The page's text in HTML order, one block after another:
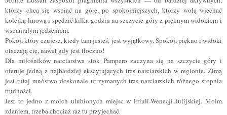
którzy chcą się wspiąć na górę, po spokojniejszych, którzy wolą wjechać
kolejką linową i spędzić kilka godzin na szczycie góry z pięknym widokiem i
wspaniałym jedzeniem.
Pokój, który czujesz, kiedy tam jesteś, jest wyjątkowy. Spokój, piękno i widoki
otaczają cię, nawet gdy jest tłoczno!
Dla miłośników narciarstwa stok Pampero zaczyna się na szczycie góry i
oferuje jedną z najbardziej ekscytujących tras narciarskich w regionie. Zimą
jest tutaj mnóstwo doskonale utrzymanych tras narciarskich różnego stopnia
trudności.
Jest tojedno z moich ulubionych miejsc w Friuli-Wenecji Julijskiej. Moim
zdaniem, trzeba chociaż raz tu przyjechać.